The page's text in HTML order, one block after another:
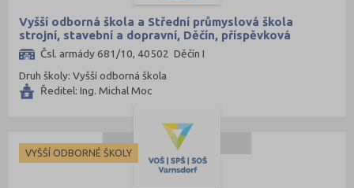
Louny (72)
Mělník (80)
Mladá Boleslav (96)
Most (73)
Nový Jičín (118)
Vyšší odborná škola a Střední průmyslová škola
strojní, stavební a dopravní, Děčín, příspěvková
organizace
Čsl. armády 681/10, 40502 Děčín I
Druh školy: Vyšší odborná škola
Ředitel: Ing. Michal Moc
VYŠŠÍ ODBORNÉ ŠKOLY